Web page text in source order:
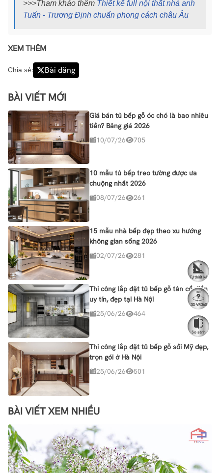
>>>Tham khảo thêm Thiết kế full nội thất nhà anh
Tuấn - Trương Định chuẩn phong cách châu Âu
XEM THÊM
Chia sẻ: Bài đăng
BÀI VIẾT MỚI
Giá bán tủ bếp gỗ óc chó là bao nhiêu
tiền? Bảng giá 2026
10/07/26
705
10 mẫu tủ bếp treo tường được ưa
chuộng nhất 2026
08/07/26
261
15 mẫu nhà bếp đẹp theo xu hướng
không gian sống 2026
02/07/26
281
Thi công lắp đặt tủ bếp gỗ tân cổ điển
uy tín, đẹp tại Hà Nội
25/06/26
464
Thi công lắp đặt tủ bếp gỗ sồi Mỹ đẹp,
trọn gói ở Hà Nội
25/06/26
501
BÀI VIẾT XEM NHIỀU
Tự thiết kế
3D VR360
So sánh